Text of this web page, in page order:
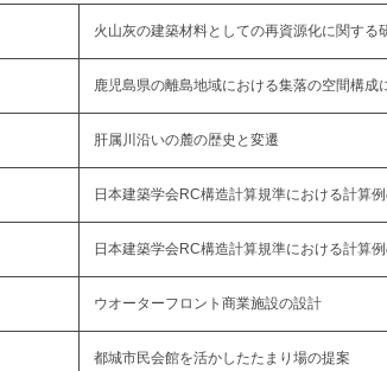
火山灰の建築材料としての再資源化に関する
鹿児島県の離島地域における集落の空間構成
肝属川沿いの麓の歴史と変遷
日本建築学会RC構造計算規準における計算
日本建築学会RC構造計算規準における計算
ウオーターフロント商業施設の設計
都城市民会館を活かしたたまり場の提案